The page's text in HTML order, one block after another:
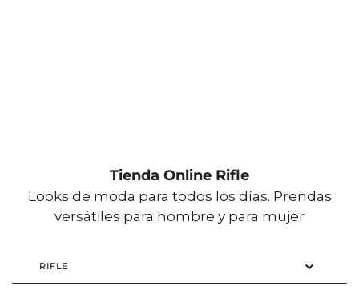
Tienda Online Rifle
Looks de moda para todos los días. Prendas
versátiles para hombre y para mujer
RIFLE